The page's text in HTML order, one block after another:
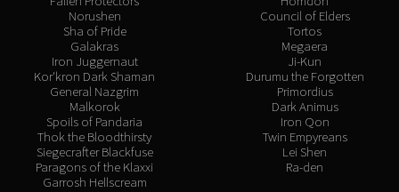
Norushen
Sha of Pride
Galakras
Iron Juggernaut
Kor'kron Dark Shaman
General Nazgrim
Malkorok
Spoils of Pandaria
Thok the Bloodthirsty
Siegecrafter Blackfuse
Paragons of the Klaxxi
Garrosh Hellscream
Council of Elders
Tortos
Megaera
Ji-Kun
Durumu the Forgotten
Primordius
Dark Animus
Iron Qon
Twin Empyreans
Lei Shen
Ra-den